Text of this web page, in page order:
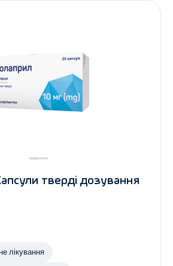
тверді дозування
лікування